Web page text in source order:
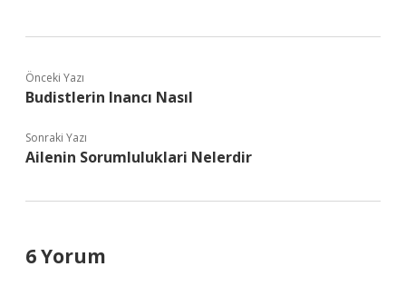
Önceki Yazı
Budistlerin Inancı Nasıl
Sonraki Yazı
Ailenin Sorumluluklari Nelerdir
6 Yorum